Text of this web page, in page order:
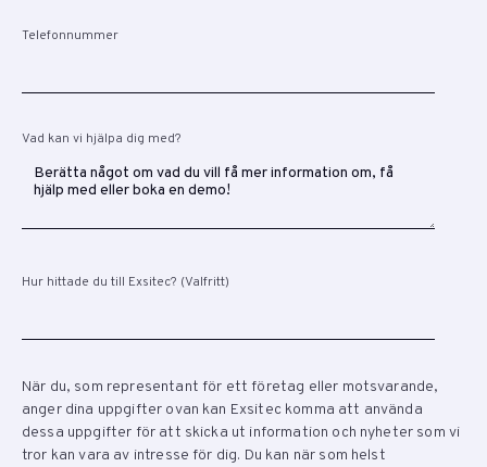
Telefonnummer
Vad kan vi hjälpa dig med?
Hur hittade du till Exsitec? (Valfritt)
När du, som representant för ett företag eller motsvarande,
anger dina uppgifter ovan kan Exsitec komma att använda
dessa uppgifter för att skicka ut information och nyheter som vi
tror kan vara av intresse för dig. Du kan när som helst